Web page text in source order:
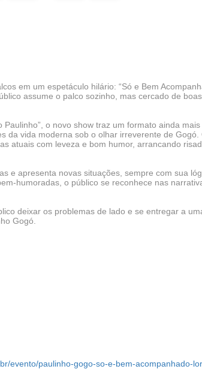
em um espetáculo hilário: “Só e Bem
assume o palco sozinho, mas cercado de
o novo show traz um formato ainda mais
da vida moderna sob o olhar irreverente de Gogó.
atuais com leveza e bom humor, arrancando
e apresenta novas situações, sempre com sua
humoradas, o público se reconhece nas
deixar os problemas de lado e se entregar a
Gogó.
evento/paulinho-gogo-so-e-bem-acompanhado-